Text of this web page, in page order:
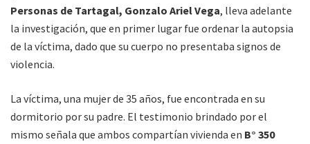
Personas de Tartagal, Gonzalo Ariel Vega, lleva adelante
la investigación, que en primer lugar fue ordenar la autopsia
de la víctima, dado que su cuerpo no presentaba signos de
violencia.
La víctima, una mujer de 35 años, fue encontrada en su
dormitorio por su padre. El testimonio brindado por el
mismo señala que ambos compartían vivienda en B° 350